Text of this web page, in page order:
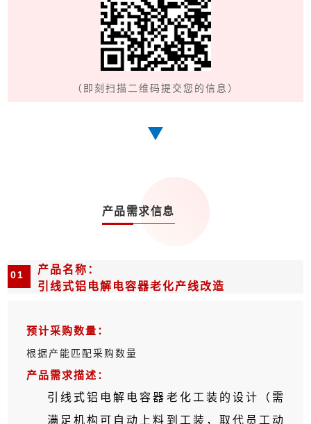
（即刻扫描二维码提交您的信息）
产品需求信息
01
产品名称：
引线式铝电解电容器老化产线改造
预计采购数量：
根据产能匹配采购数量
产品需求描述：
引线式铝电解电容器老化工装的设计（需
满足机构可自动上料到工装，取代员工动